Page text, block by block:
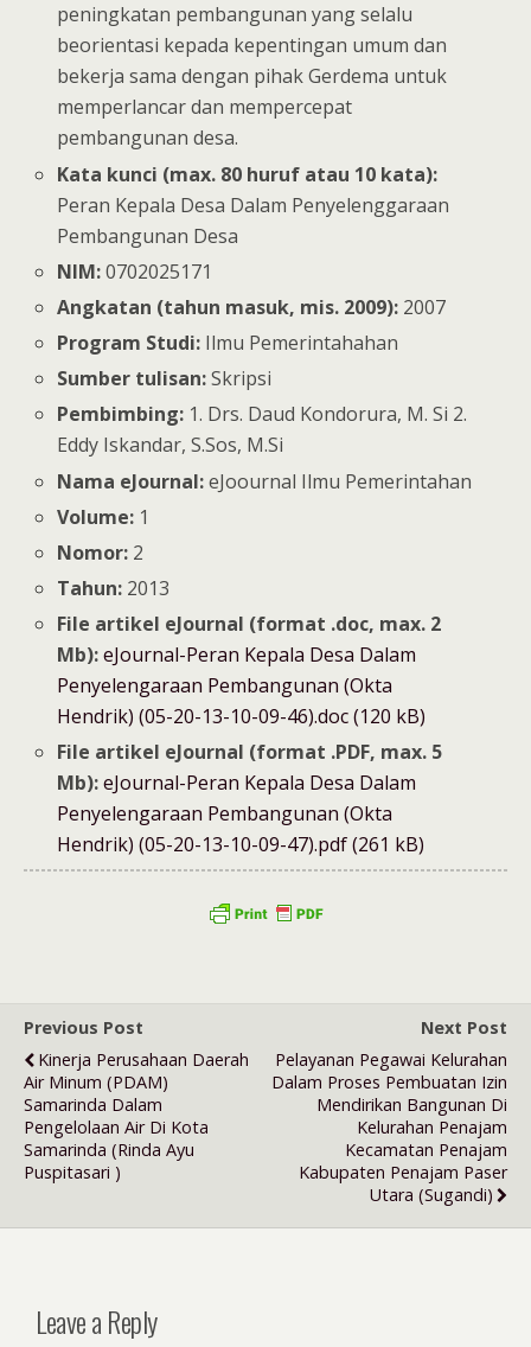
peningkatan pembangunan yang selalu
beorientasi kepada kepentingan umum dan
bekerja sama dengan pihak Gerdema untuk
memperlancar dan mempercepat
pembangunan desa.
Kata kunci (max. 80 huruf atau 10 kata):
Peran Kepala Desa Dalam Penyelenggaraan
Pembangunan Desa
NIM:0702025171
Angkatan (tahun masuk, mis. 2009): 2007
Program Studi: Ilmu Pemerintahahan
Sumber tulisan:Skripsi
Pembimbing: 1. Drs. Daud Kondorura, M. Si 2.
Eddy Iskandar, S.Sos, M.Si
Nama eJournal:eJoournal Ilmu Pemerintahan
Volume: 1
Nomor: 2
Tahun: 2013
File artikel eJournal (format .doc, max. 2
Mb): eJournal-Peran Kepala Desa Dalam
Penyelengaraan Pembangunan (Okta
Hendrik) (05-20-13-10-09-46).doc (120 kB)
File artikel eJournal (format .PDF, max. 5
Mb): eJournal-Peran Kepala Desa Dalam
Penyelengaraan Pembangunan (Okta
Hendrik) (05-20-13-10-09-47).pdf (261 kB)
Previous Post
Kinerja Perusahaan Daerah
Air Minum (PDAM)
Samarinda Dalam
Pengelolaan Air Di Kota
Samarinda (Rinda Ayu
Puspitasari )
Next Post
Pelayanan Pegawai Kelurahan
Dalam Proses Pembuatan Izin
Mendirikan Bangunan Di
Kelurahan Penajam
Kecamatan Penajam
Kabupaten Penajam Paser
Utara (Sugandi)
Leave a Reply